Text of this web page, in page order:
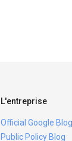
L'entreprise
Official Google Blog
Public Policy Blog